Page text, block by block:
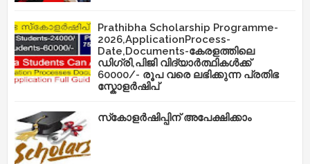
Prathibha Scholarship Programme-
2026,ApplicationProcess-
Date,Documents-കേരളത്തിലെ
ഡിഗ്രി,പിജി വിദ്യാർത്ഥികൾക്ക്
60000/- രൂപ വരെ ലഭിക്കുന്ന പ്രതിഭ
സ്കോളർഷിപ്
സ്‌കോളർഷിപ്പിന് അപേക്ഷിക്കാം